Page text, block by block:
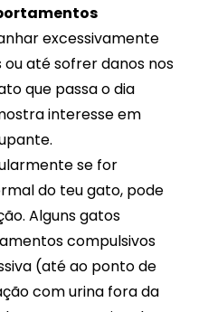
excessivamente
até sofrer danos nos
que passa o dia
interesse em
se for
do teu gato, pode
Alguns gatos
compulsivos
(até ao ponto de
com urina fora da